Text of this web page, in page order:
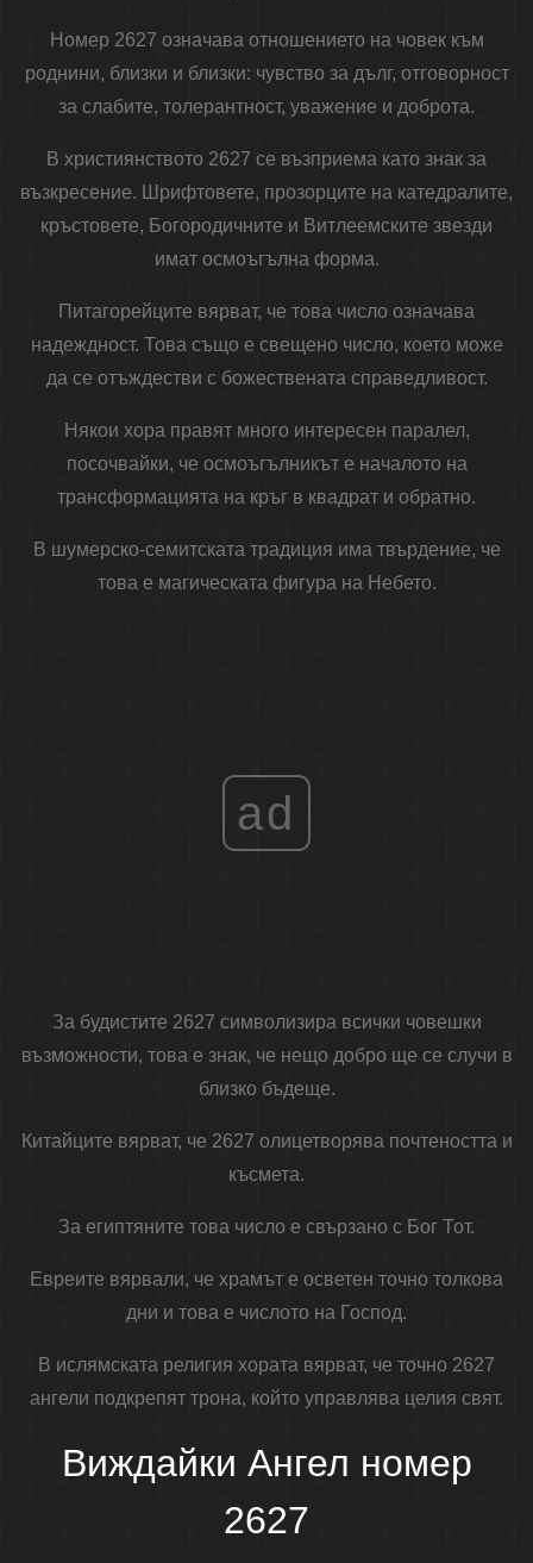
Номер 2627 означава отношението на човек към
роднини, близки и близки: чувство за дълг, отговорност
за слабите, толерантност, уважение и доброта.
В християнството 2627 се възприема като знак за
възкресение. Шрифтовете, прозорците на катедралите,
кръстовете, Богородичните и Витлеемските звезди
имат осмоъгълна форма.
Питагорейците вярват, че това число означава
надеждност. Това също е свещено число, което може
да се отъждестви с божествената справедливост.
Някои хора правят много интересен паралел,
посочвайки, че осмоъгълникът е началото на
трансформацията на кръг в квадрат и обратно.
В шумерско-семитската традиция има твърдение, че
това е магическата фигура на Небето.
ad
За будистите 2627 символизира всички човешки
възможности, това е знак, че нещо добро ще се случи в
близко бъдеще.
Китайците вярват, че 2627 олицетворява почтеността и
късмета.
За египтяните това число е свързано с Бог Тот.
Евреите вярвали, че храмът е осветен точно толкова
дни и това е числото на Господ.
В ислямската религия хората вярват, че точно 2627
ангели подкрепят трона, който управлява целия свят.
Виждайки Ангел номер
2627